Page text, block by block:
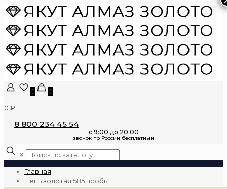
0
0
0 ₽
8 800 234 45 54
✕
Главная
Цепь золотая 585 пробы